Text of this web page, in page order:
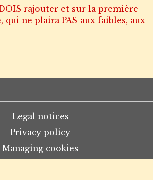
rajouter et sur la première
qui ne plaira PAS aux faibles, aux
Legal notices
Privacy policy
Managing cookies